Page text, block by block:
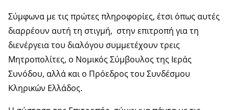
Σύμφωνα με τις πρώτες πληροφορίες, έτσι όπως αυτές
διαρρέουν αυτή τη στιγμή, στην επιτροπή για τη
διενέργεια του διαλόγου συμμετέχουν τρεις
Μητροπολίτες, ο Νομικός Σύμβουλος της Ιεράς
Συνόδου, αλλά και ο Πρόεδρος του Συνδέσμου
Κληρικών Ελλάδος.